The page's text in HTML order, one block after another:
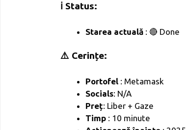
ℹ️ Status:
Starea actuală : 🔴 Done
⚠️ Cerințe:
Portofel : Metamask
Socials: N/A
Preț: Liber + Gaze
Timp : 10 minute